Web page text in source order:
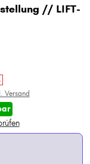
// LIFT-
Versand